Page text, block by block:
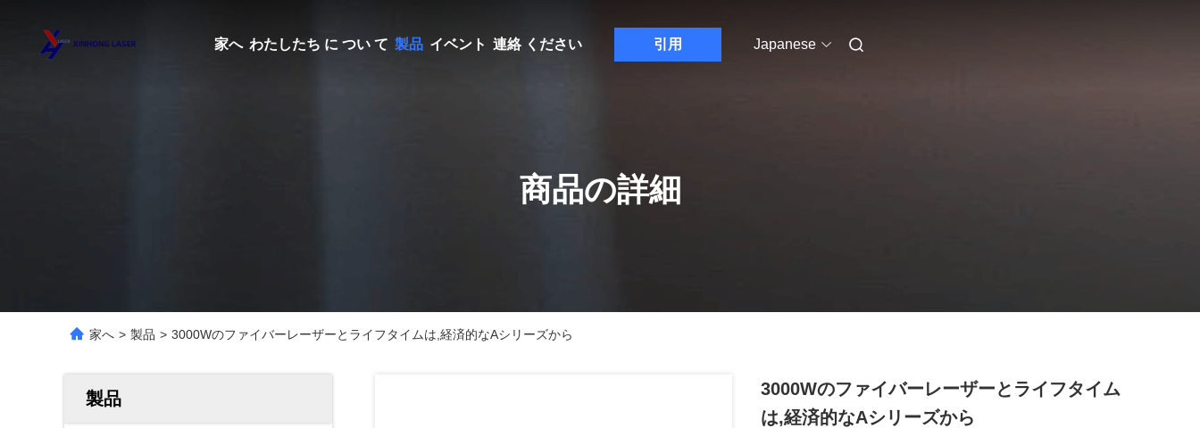
家へ わたしたち に つい て 製品 イベント 連絡 ください 引用 Japanese
商品の詳細
家へ > 製品 > 3000Wのファイバーレーザーとライフタイムは,経済的なAシリーズから
製品
3000Wのファイバーレーザーとライフタイム
は,経済的なAシリーズから